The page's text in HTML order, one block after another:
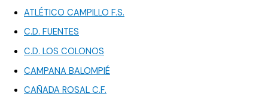
ATLÉTICO CAMPILLO F.S.
C.D. FUENTES
C.D. LOS COLONOS
CAMPANA BALOMPIÉ
CAÑADA ROSAL C.F.